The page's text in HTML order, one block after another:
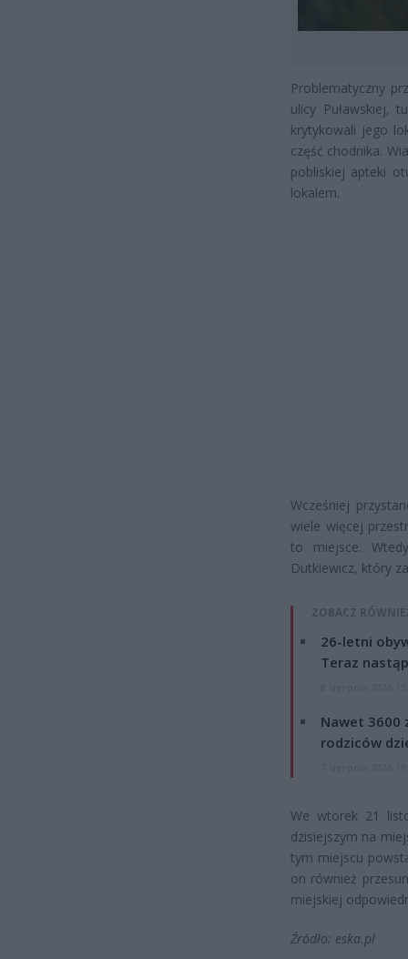
Problematyczny
ulicy Puławskiej,
krytykowali jego
część chodnika.
pobliskiej apteki
lokalem.
Wcześniej
wiele więcej
to miejsce.
Dutkiewicz, który
ZOBACZ
26-letni
Teraz
Nawet 3600
rodziców
We wtorek 21
dzisiejszym na
tym miejscu
on również
miejskiej
Źródło: eska.pl